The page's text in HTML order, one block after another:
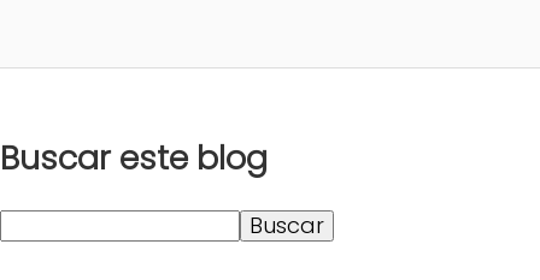
Buscar este blog